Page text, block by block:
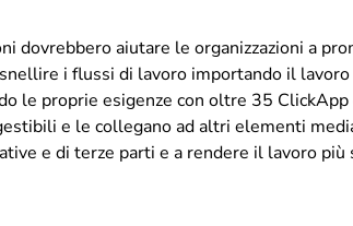
dovrebbero aiutare le organizzazioni a
i flussi di lavoro importando il
le proprie esigenze con oltre 35
e le collegano ad altri elementi
e di terze parti e a rendere il lavoro